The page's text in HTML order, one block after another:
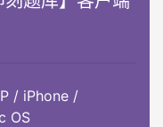
/ iPhone /
OS